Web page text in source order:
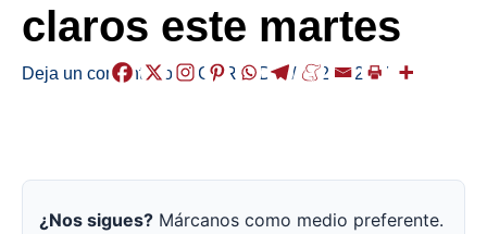
claros este martes
Deja un comentario /EGURALDIA/ 2026-02-17
¿Nos sigues? Márcanos como medio preferente.